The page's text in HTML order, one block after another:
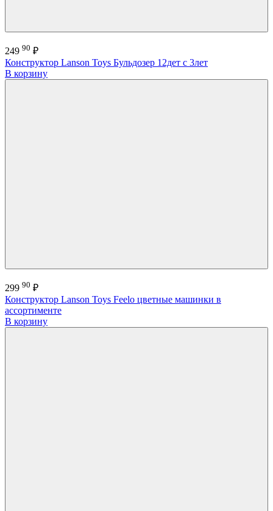
249 90 ₽
Конструктор Lanson Toys Бульдозер 12дет с 3лет
В корзину
299 90 ₽
Конструктор Lanson Toys Feelo цветные машинки в
ассортименте
В корзину